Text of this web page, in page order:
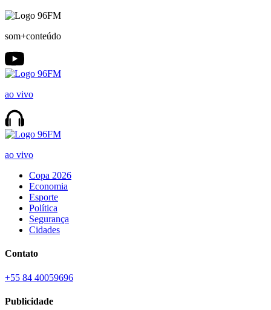
som+conteúdo
ao vivo
ao vivo
Copa 2026
Economia
Esporte
Política
Segurança
Cidades
Contato
+55 84 40059696
Publicidade